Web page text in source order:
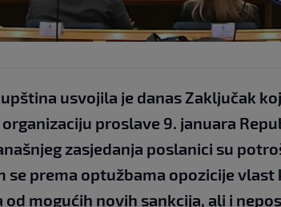
usvojila je danas Zaključak
organizaciju proslave 9. januara
zasjedanja poslanici su
se prema optužbama opozicije
mogućih novih sankcija, ali i